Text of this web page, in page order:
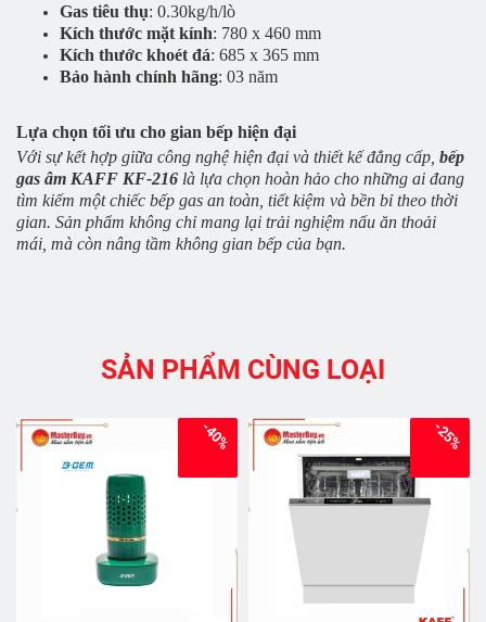
Gas tiêu thụ: 0.30kg/h/lò
Kích thước mặt kính: 780 x 460 mm
Kích thước khoét đá: 685 x 365 mm
Bảo hành chính hãng: 03 năm
Lựa chọn tối ưu cho gian bếp hiện đại
Với sự kết hợp giữa công nghệ hiện đại và thiết kế đẳng cấp, bếp
gas âm KAFF KF-216 là lựa chọn hoàn hảo cho những ai đang
tìm kiếm một chiếc bếp gas an toàn, tiết kiệm và bền bỉ theo thời
gian. Sản phẩm không chỉ mang lại trải nghiệm nấu ăn thoải
mái, mà còn nâng tầm không gian bếp của bạn.
SẢN PHẨM CÙNG LOẠI
-40% -25%